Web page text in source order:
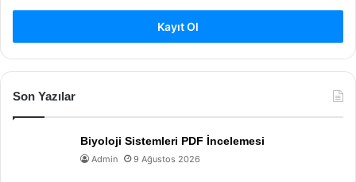
Kayıt Ol
Son Yazılar
Biyoloji Sistemleri PDF İncelemesi
Admin 9 Ağustos 2026